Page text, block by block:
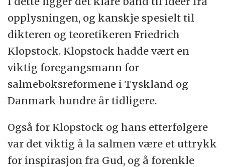
opplysningen, og kanskje spesielt til
dikteren og teoretikeren Friedrich
Klopstock. Klopstock hadde vært en
viktig foregangsmann for
salmeboksreformene i Tyskland og
Danmark hundre år tidligere.
Også for Klopstock og hans etterfølgere
var det viktig å la salmen være et uttrykk
for inspirasjon fra Gud, og å forenkle